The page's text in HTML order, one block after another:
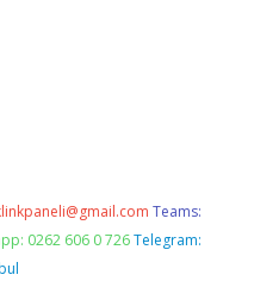
Teams:
0262 606 0 726 Telegram: